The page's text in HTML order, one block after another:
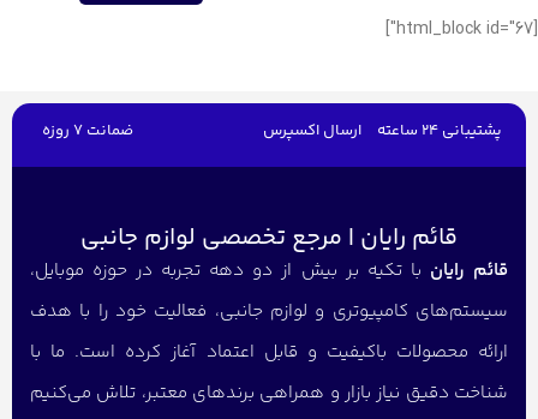
[html_block id="67"]
پشتیبانی 24 ساعته ارسال اکسپرس ضمانت 7 روزه
قائم رایان | مرجع تخصصی لوازم جانبی
قائم رایان با تکیه بر بیش از دو دهه تجربه در حوزه موبایل،
سیستم‌های کامپیوتری و لوازم جانبی، فعالیت خود را با هدف
ارائه محصولات باکیفیت و قابل اعتماد آغاز کرده است. ما با
شناخت دقیق نیاز بازار و همراهی برندهای معتبر، تلاش می‌کنیم